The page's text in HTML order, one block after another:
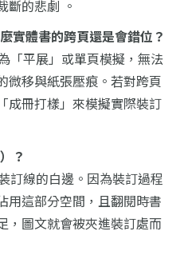
斷的悲劇 。
實體書的跨頁還是會錯位？
「平展」或單頁模擬，無法
微移與紙張壓痕。若對跨頁
成冊打樣」來模擬實際裝訂
？
訂線的白邊。因為裝訂過程
用這部分空間，且翻閱時書
，圖文就會被夾進裝訂處而